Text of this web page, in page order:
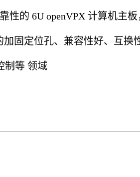
的 6U openVPX 计算机主
固定位孔、兼容性好、互换
制等 领域